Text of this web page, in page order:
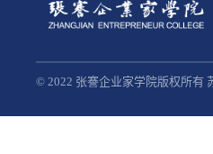
© 2022 张謇企业家学院版权所有